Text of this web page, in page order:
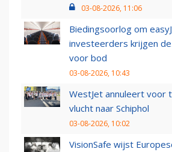
03-08-2026, 11:06
Biedingsoorlog om
investeerders krijgen
voor bod
03-08-2026, 10:43
WestJet annuleert voor
vlucht naar Schiphol
03-08-2026, 10:02
VisionSafe wijst